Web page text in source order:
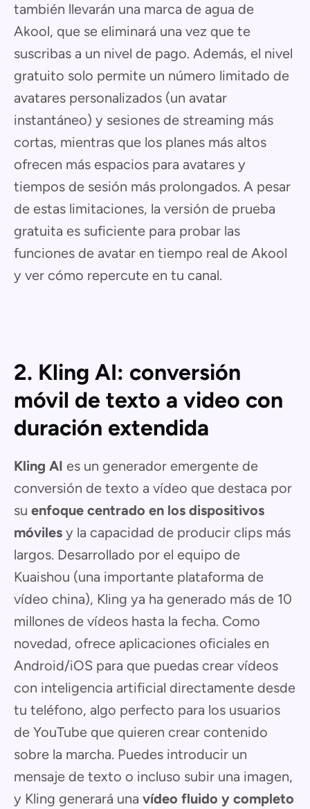
también llevarán una marca de agua de
Akool, que se eliminará una vez que te
suscribas a un nivel de pago. Además, el nivel
gratuito solo permite un número limitado de
avatares personalizados (un avatar
instantáneo) y sesiones de streaming más
cortas, mientras que los planes más altos
ofrecen más espacios para avatares y
tiempos de sesión más prolongados. A pesar
de estas limitaciones, la versión de prueba
gratuita es suficiente para probar las
funciones de avatar en tiempo real de Akool
y ver cómo repercute en tu canal.
2. Kling AI: conversión
móvil de texto a video con
duración extendida
Kling AI es un generador emergente de
conversión de texto a vídeo que destaca por
su enfoque centrado en los dispositivos
móviles y la capacidad de producir clips más
largos. Desarrollado por el equipo de
Kuaishou (una importante plataforma de
vídeo china), Kling ya ha generado más de 10
millones de vídeos hasta la fecha. Como
novedad, ofrece aplicaciones oficiales en
Android/iOS para que puedas crear vídeos
con inteligencia artificial directamente desde
tu teléfono, algo perfecto para los usuarios
de YouTube que quieren crear contenido
sobre la marcha. Puedes introducir un
mensaje de texto o incluso subir una imagen,
y Kling generará una vídeo fluido y completo